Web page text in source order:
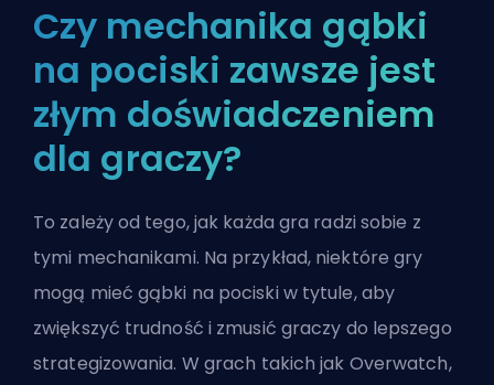
Czy mechanika gąbki
na pociski zawsze jest
złym doświadczeniem
dla graczy?
To zależy od tego, jak każda gra radzi sobie z
tymi mechanikami. Na przykład, niektóre gry
mogą mieć gąbki na pociski w tytule, aby
zwiększyć trudność i zmusić graczy do lepszego
strategizowania. W grach takich jak Overwatch,